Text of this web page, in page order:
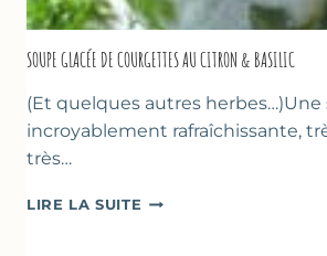
SOUPE GLACÉE DE COURGETTES AU CITRON & BASILIC
(Et quelques autres herbes…)Une
incroyablement rafraîchissante,
très…
LIRE LA SUITE SOUPE